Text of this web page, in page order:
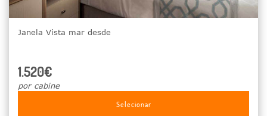
Janela Vista mar desde
1.520€
por cabine
Selecionar